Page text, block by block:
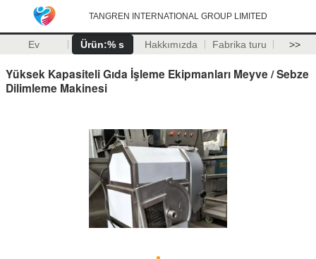
TANGREN INTERNATIONAL GROUP LIMITED
Ev Ürün:% s Hakkımızda Fabrika turu >>
Yüksek Kapasiteli Gıda İşleme Ekipmanları Meyve / Sebze
Dilimleme Makinesi